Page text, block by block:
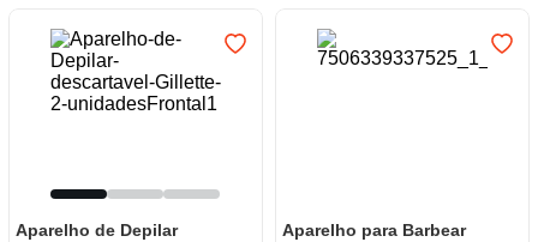
Aparelho de Depilar
Aparelho para Barbear